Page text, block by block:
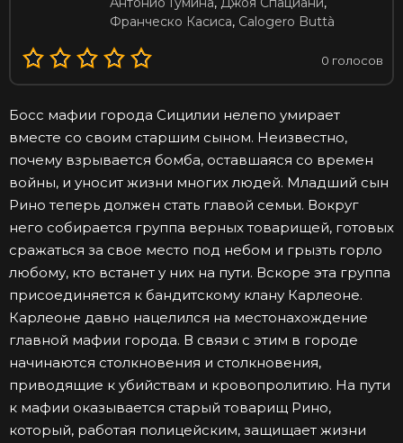
Франческо Касиса, Calogero Buttà
0 голосов
Босс мафии города Сицилии нелепо умирает
вместе со своим старшим сыном. Неизвестно,
почему взрывается бомба, оставшаяся со времен
войны, и уносит жизни многих людей. Младший сын
Рино теперь должен стать главой семьи. Вокруг
него собирается группа верных товарищей, готовых
сражаться за свое место под небом и грызть горло
любому, кто встанет у них на пути. Вскоре эта группа
присоединяется к бандитскому клану Карлеоне.
Карлеоне давно нацелился на местонахождение
главной мафии города. В связи с этим в городе
начинаются столкновения и столкновения,
приводящие к убийствам и кровопролитию. На пути
к мафии оказывается старый товарищ Рино,
который, работая полицейским, защищает жизни